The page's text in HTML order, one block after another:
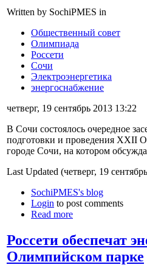
Written by SochiPMES in
Общественный совет
Олимпиада
Россети
Сочи
Электроэнергетика
энергоснабжение
четверг, 19 сентябрь 2013 13:22
В Сочи состоялось очередное
подготовки и проведения ХХII
городе Сочи, на котором
Last Updated (четверг, 19
SochiPMES's blog
Login to post comments
Read more
Россети обеспечат
Олимпийском парке